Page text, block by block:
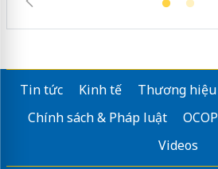
Tin tức Kinh tế Thương hiệu
Chính sách & Pháp luật
OCOP
Videos